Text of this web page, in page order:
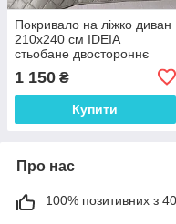
Покривало на ліжко диван
210х240 см IDEIA
стьобане двостороннє
якісна стібка мікрофібра
1 150 ₴
Купити
Про нас
100% позитивних з 40